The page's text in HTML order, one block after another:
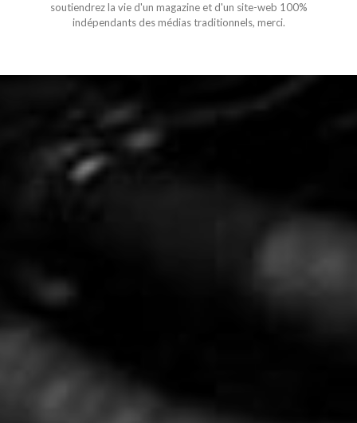
soutiendrez la vie d'un magazine et d'un site-web 100%
indépendants des médias traditionnels, merci.